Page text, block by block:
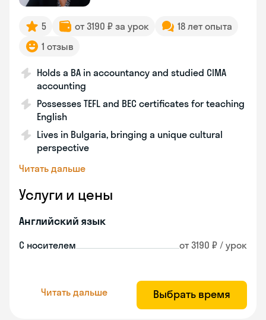
5 от 3190 ₽ за урок
18 лет опыта
1 отзыв
Holds a BA in accountancy and studied CIMA
accounting
Possesses TEFL and BEC certificates for teaching
English
Lives in Bulgaria, bringing a unique cultural
perspective
Читать дальше
Услуги и цены
Английский язык
С носителем от 3190 ₽ / урок
Читать дальше Выбрать время